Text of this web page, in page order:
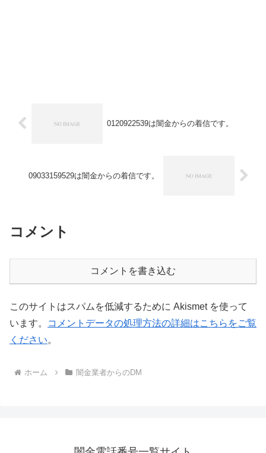
0120922539は闇金からの着信です。
09033159529は闇金からの着信です。
コメント
コメントを書き込む
このサイトはスパムを低減するために Akismet を使って
います。
コメントデータの処理方法の詳細はこちらをご覧
ください。
ホーム 闇金業者からのDM